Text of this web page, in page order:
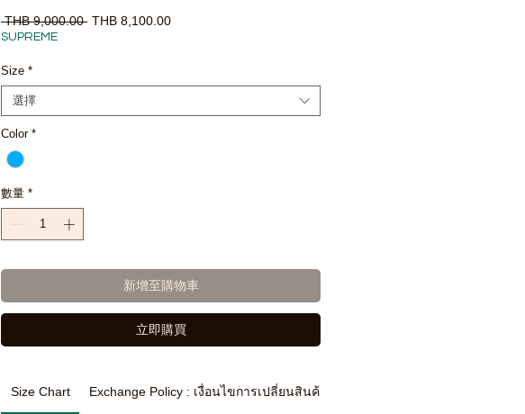
THB 9,000.00 一THB 8,100.00促
SUPREME
Size *
選擇
Color *
數量 *
新增至購物車
立即購買
Size Chart Exchange Policy : เงื่อนไขการเปลี่ยนสินค้า